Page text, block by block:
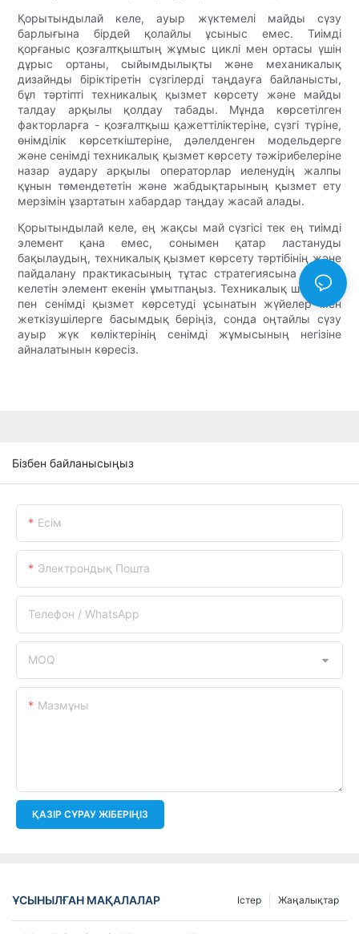
Қорытындылай келе, ауыр жүктемелі майды сүзу
барлығына бірдей қолайлы ұсыныс емес. Тиімді
қорғаныс қозғалтқыштың жұмыс циклі мен ортасы үшін
дұрыс ортаны, сыйымдылықты және механикалық
дизайнды біріктіретін сүзгілерді таңдауға байланысты,
бұл тәртіпті техникалық қызмет көрсету және майды
талдау арқылы қолдау табады. Мұнда көрсетілген
факторларға - қозғалтқыш қажеттіліктеріне, сүзгі түріне,
өнімділік көрсеткіштеріне, дәлелденген модельдерге
және сенімді техникалық қызмет көрсету тәжірибелеріне
назар аудару арқылы операторлар иеленудің жалпы
құнын төмендететін және жабдықтарының қызмет ету
мерзімін ұзартатын хабардар таңдау жасай алады.
Қорытындылай келе, ең жақсы май сүзгісі тек ең тиімді
элемент қана емес, сонымен қатар ластануды
бақылаудың, техникалық қызмет көрсету тәртібінің және
пайдалану практикасының тұтас стратегиясына сәйкес
келетін элемент екенін ұмытпаңыз. Техникалық шеберлік
пен сенімді қызмет көрсетуді ұсынатын жүйелер мен
жеткізушілерге басымдық беріңіз, сонда оңтайлы сүзу
ауыр жүк көліктерінің сенімді жұмысының негізіне
айналатынын көресіз.
Бізбен байланысыңыз
Есім
Электрондық Пошта
Телефон / WhatsApp
MOQ
Мазмұны
ҚАЗІР СҰРАУ ЖІБЕРІҢІЗ
ҰСЫНЫЛҒАН МАҚАЛАЛАР Жаңалықтар
Істер